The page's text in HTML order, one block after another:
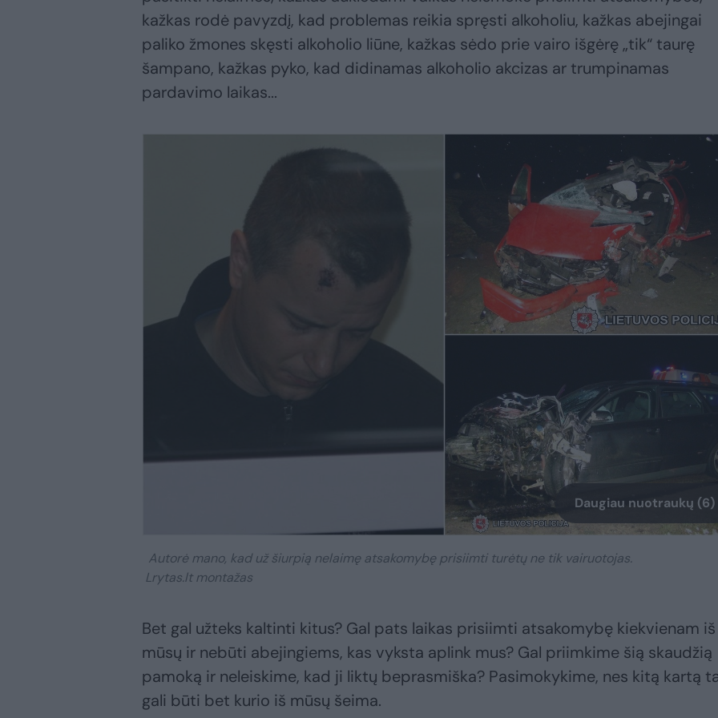
kažkas rodė pavyzdį, kad problemas reikia spręsti alkoholiu, kažkas abejingai
paliko žmones skęsti alkoholio liūne, kažkas sėdo prie vairo išgėrę „tik“ taurę
šampano, kažkas pyko, kad didinamas alkoholio akcizas ar trumpinamas
pardavimo laikas...
Daugiau nuotraukų (6)
Autorė mano, kad už šiurpią nelaimę atsakomybę prisiimti turėtų ne tik vairuotojas.
Lrytas.lt montažas
Bet gal užteks kaltinti kitus? Gal pats laikas prisiimti atsakomybę kiekvienam iš
mūsų ir nebūti abejingiems, kas vyksta aplink mus? Gal priimkime šią skaudžią
pamoką ir neleiskime, kad ji liktų beprasmiška? Pasimokykime, nes kitą kartą
gali būti bet kurio iš mūsų šeima.